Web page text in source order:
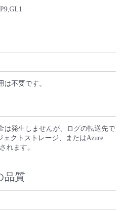
不要です。
は発生しませんが、ログの転送先で
ェクトストレージ、またはAzure
れます。
品質